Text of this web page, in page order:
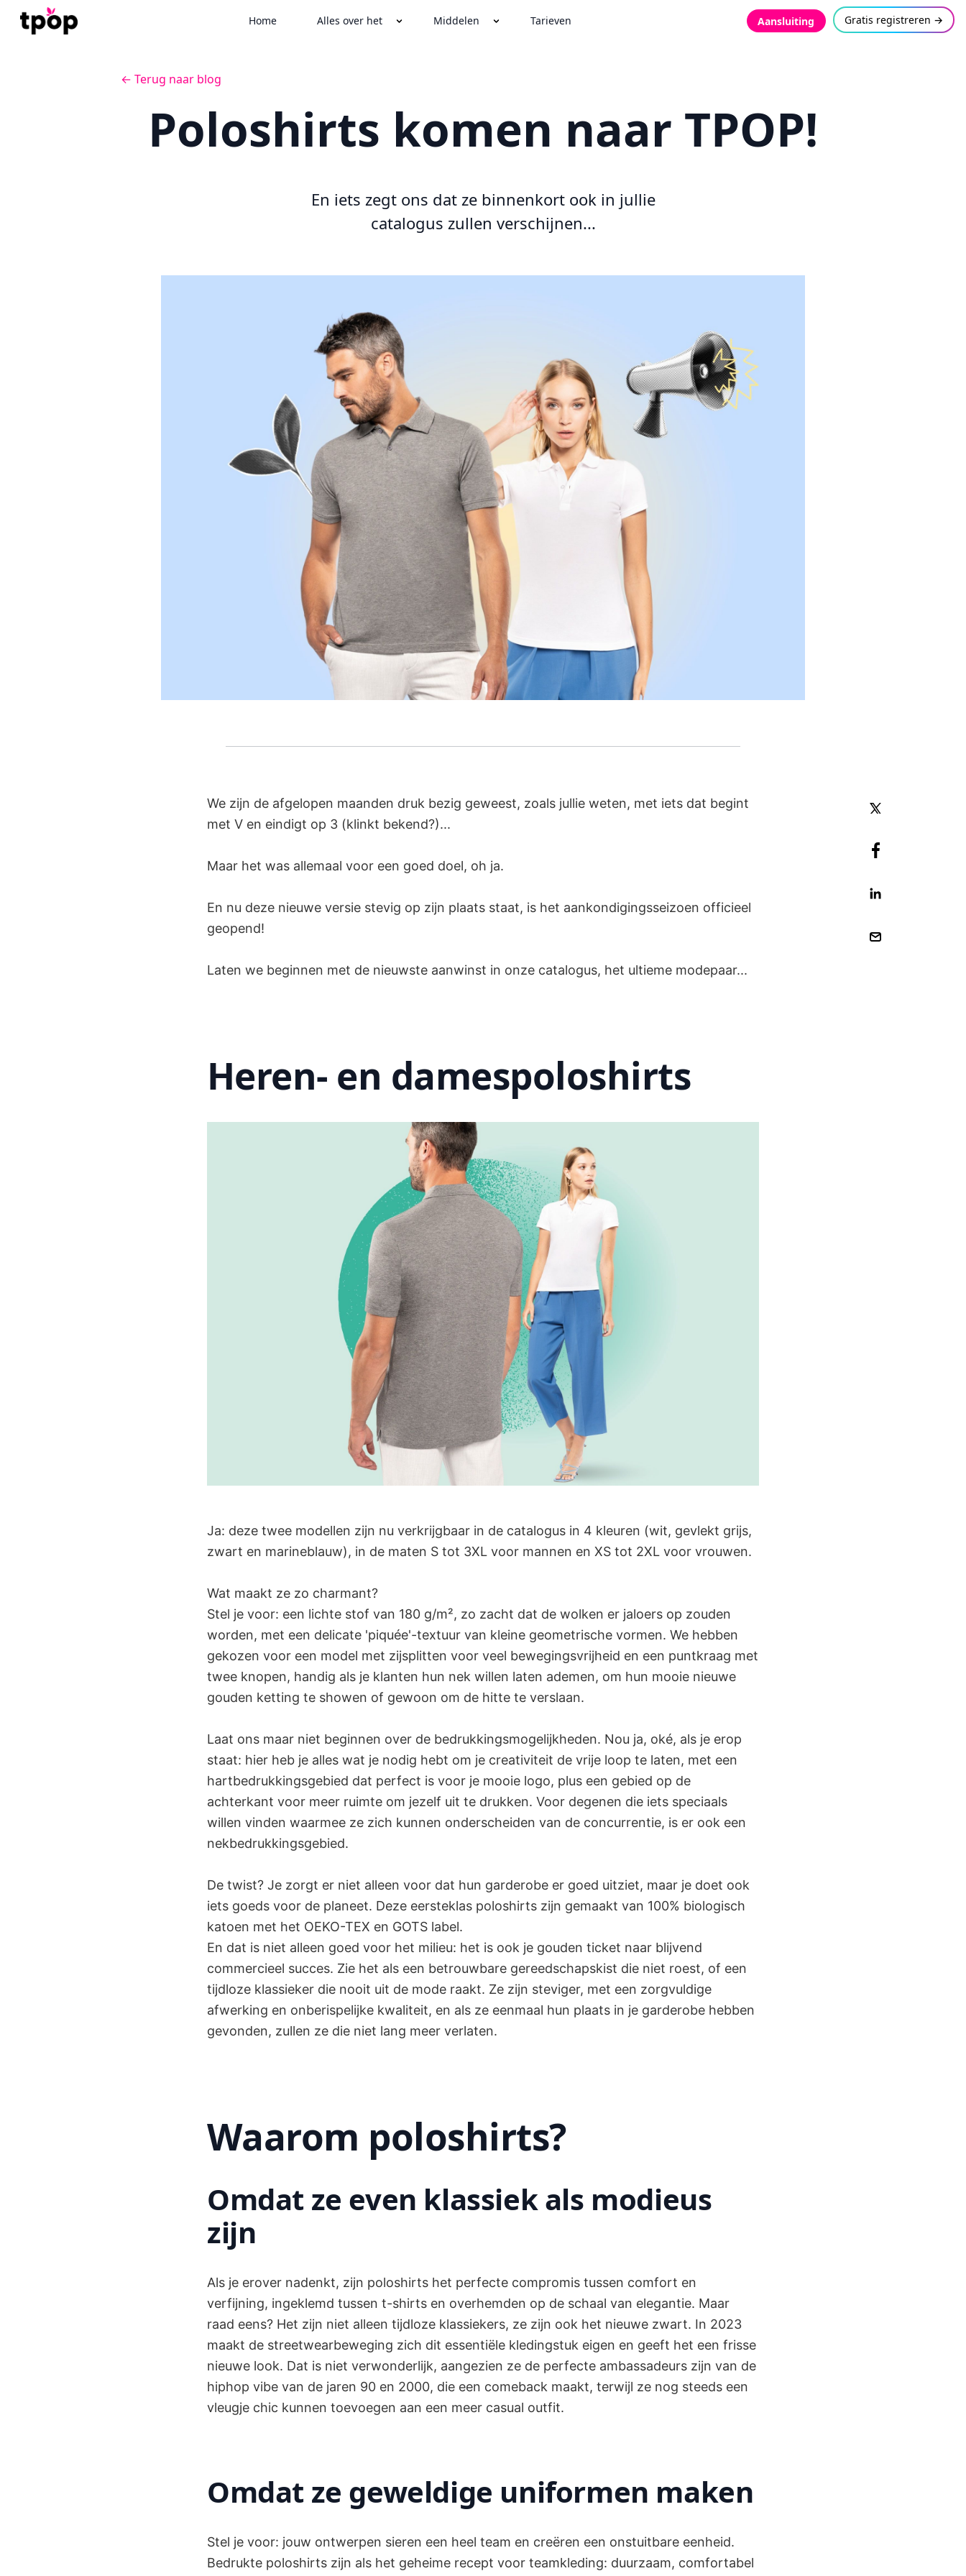
Home Alles over het Middelen Tarieven Aansluiting Gratis registreren →
← Terug naar blog
Poloshirts komen naar TPOP!
En iets zegt ons dat ze binnenkort ook in jullie
catalogus zullen verschijnen...
We zijn de afgelopen maanden druk bezig geweest, zoals jullie weten, met iets dat begint
met V en eindigt op 3 (klinkt bekend?)...
Maar het was allemaal voor een goed doel, oh ja.
En nu deze nieuwe versie stevig op zijn plaats staat, is het aankondigingsseizoen officieel
geopend!
Laten we beginnen met de nieuwste aanwinst in onze catalogus, het ultieme modepaar...
Heren- en damespoloshirts
Ja: deze twee modellen zijn nu verkrijgbaar in de catalogus in 4 kleuren (wit, gevlekt grijs,
zwart en marineblauw), in de maten S tot 3XL voor mannen en XS tot 2XL voor vrouwen.
Wat maakt ze zo charmant?
Stel je voor: een lichte stof van 180 g/m², zo zacht dat de wolken er jaloers op zouden
worden, met een delicate 'piquée'-textuur van kleine geometrische vormen. We hebben
gekozen voor een model met zijsplitten voor veel bewegingsvrijheid en een puntkraag met
twee knopen, handig als je klanten hun nek willen laten ademen, om hun mooie nieuwe
gouden ketting te showen of gewoon om de hitte te verslaan.
Laat ons maar niet beginnen over de bedrukkingsmogelijkheden. Nou ja, oké, als je erop
staat: hier heb je alles wat je nodig hebt om je creativiteit de vrije loop te laten, met een
hartbedrukkingsgebied dat perfect is voor je mooie logo, plus een gebied op de
achterkant voor meer ruimte om jezelf uit te drukken. Voor degenen die iets speciaals
willen vinden waarmee ze zich kunnen onderscheiden van de concurrentie, is er ook een
nekbedrukkingsgebied.
De twist? Je zorgt er niet alleen voor dat hun garderobe er goed uitziet, maar je doet ook
iets goeds voor de planeet. Deze eersteklas poloshirts zijn gemaakt van 100% biologisch
katoen met het OEKO-TEX en GOTS label.
En dat is niet alleen goed voor het milieu: het is ook je gouden ticket naar blijvend
commercieel succes. Zie het als een betrouwbare gereedschapskist die niet roest, of een
tijdloze klassieker die nooit uit de mode raakt. Ze zijn steviger, met een zorgvuldige
afwerking en onberispelijke kwaliteit, en als ze eenmaal hun plaats in je garderobe hebben
gevonden, zullen ze die niet lang meer verlaten.
Waarom poloshirts?
Omdat ze even klassiek als modieus
zijn
Als je erover nadenkt, zijn poloshirts het perfecte compromis tussen comfort en
verfijning, ingeklemd tussen t-shirts en overhemden op de schaal van elegantie. Maar
raad eens? Het zijn niet alleen tijdloze klassiekers, ze zijn ook het nieuwe zwart. In 2023
maakt de streetwearbeweging zich dit essentiële kledingstuk eigen en geeft het een frisse
nieuwe look. Dat is niet verwonderlijk, aangezien ze de perfecte ambassadeurs zijn van de
hiphop vibe van de jaren 90 en 2000, die een comeback maakt, terwijl ze nog steeds een
vleugje chic kunnen toevoegen aan een meer casual outfit.
Omdat ze geweldige uniformen maken
Stel je voor: jouw ontwerpen sieren een heel team en creëren een onstuitbare eenheid.
Bedrukte poloshirts zijn als het geheime recept voor teamkleding: duurzaam, comfortabel